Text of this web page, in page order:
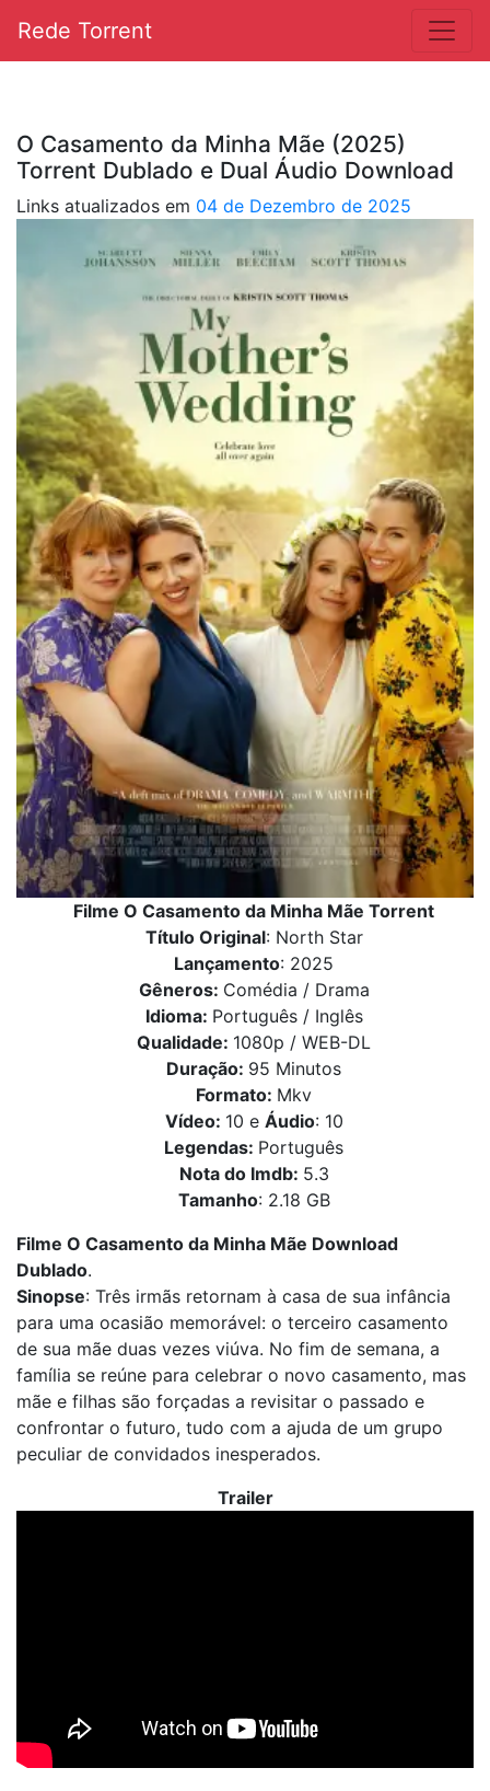
Rede Torrent
O Casamento da Minha Mãe (2025)
Torrent Dublado e Dual Áudio Download
Links atualizados em 04 de Dezembro de 2025
Filme O Casamento da Minha Mãe Torrent
Título Original: North Star
Lançamento: 2025
Gêneros: Comédia / Drama
Idioma: Português / Inglês
Qualidade: 1080p / WEB-DL
Duração: 95 Minutos
Formato: Mkv
Vídeo: 10 e Áudio: 10
Legendas: Português
Nota do Imdb: 5.3
Tamanho: 2.18 GB
Filme O Casamento da Minha Mãe Download
Dublado.
Sinopse: Três irmãs retornam à casa de sua infância
para uma ocasião memorável: o terceiro casamento
de sua mãe duas vezes viúva. No fim de semana, a
família se reúne para celebrar o novo casamento, mas
mãe e filhas são forçadas a revisitar o passado e
confrontar o futuro, tudo com a ajuda de um grupo
peculiar de convidados inesperados.
Trailer